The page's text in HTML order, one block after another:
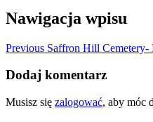
Nawigacja wpisu
Previous Saffron Hill Cemetery-
Dodaj komentarz
Musisz się zalogować, aby móc